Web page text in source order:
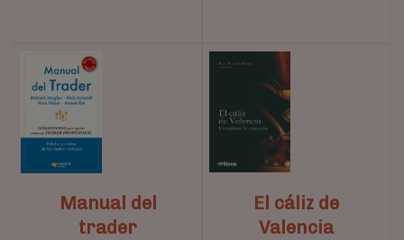
Manual del
trader
El cáliz de
Valencia